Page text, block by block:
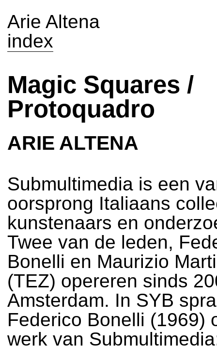
Arie Altena
index
Magic Squares /
Protoquadro
ARIE ALTENA
Submultimedia is een
oorsprong Italiaans
kunstenaars en
Twee van de leden,
Bonelli en Maurizio
(TEZ) opereren sinds
Amsterdam. In SYB
Federico Bonelli (1969)
werk van